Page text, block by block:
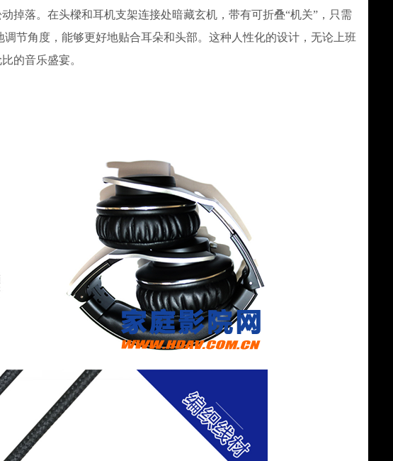
掉落。在头樑和耳机支架连接处暗藏玄机，带有可折叠“机关”，只需
节角度，能够更好地贴合耳朵和头部。这种人性化的设计，无论上班
的音乐盛宴。